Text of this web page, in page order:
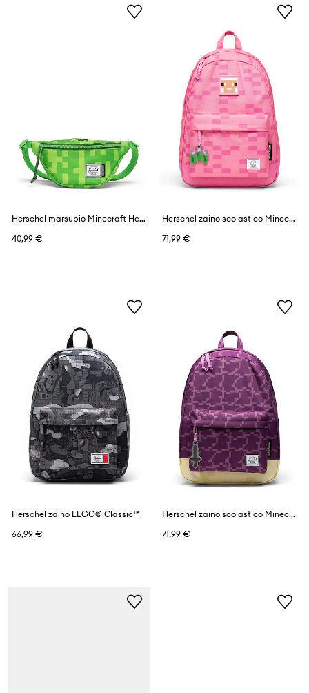
Herschel marsupio Minecraft Heritage™
40,99 €
Herschel zaino scolastico Minecraft Classic™
71,99 €
Herschel zaino LEGO® Classic™
66,99 €
Herschel zaino scolastico Minecraft Classic™
71,99 €